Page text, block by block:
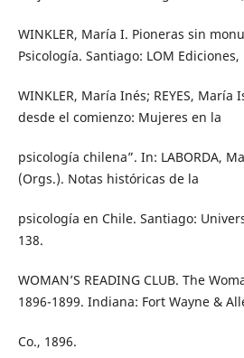
WINKLER, María I. Pioneras sin
Psicología. Santiago: LOM Ediciones,
WINKLER, María Inés; REYES, María
desde el comienzo: Mujeres en la
psicología chilena”. In: LABORDA,
(Orgs.). Notas históricas de la
psicología en Chile. Santiago:
138.
WOMAN’S READING CLUB. The
1896-1899. Indiana: Fort Wayne &
Co., 1896.